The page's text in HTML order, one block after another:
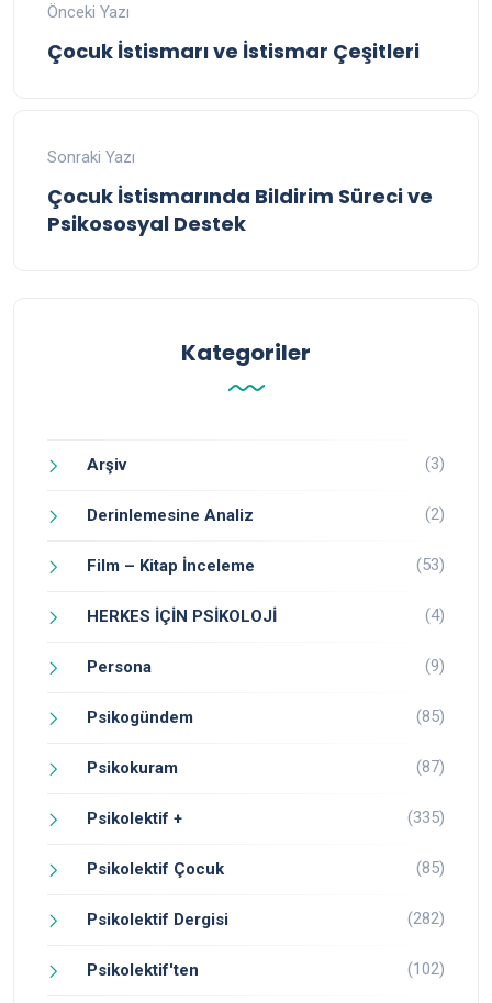
Önceki Yazı
Çocuk İstismarı ve İstismar Çeşitleri
Sonraki Yazı
Çocuk İstismarında Bildirim Süreci ve
Psikososyal Destek
Kategoriler
Arşiv (3)
Derinlemesine Analiz (2)
Film – Kitap İnceleme (53)
HERKES İÇİN PSİKOLOJİ (4)
Persona (9)
Psikogündem (85)
Psikokuram (87)
Psikolektif + (335)
Psikolektif Çocuk (85)
Psikolektif Dergisi (282)
Psikolektif'ten (102)